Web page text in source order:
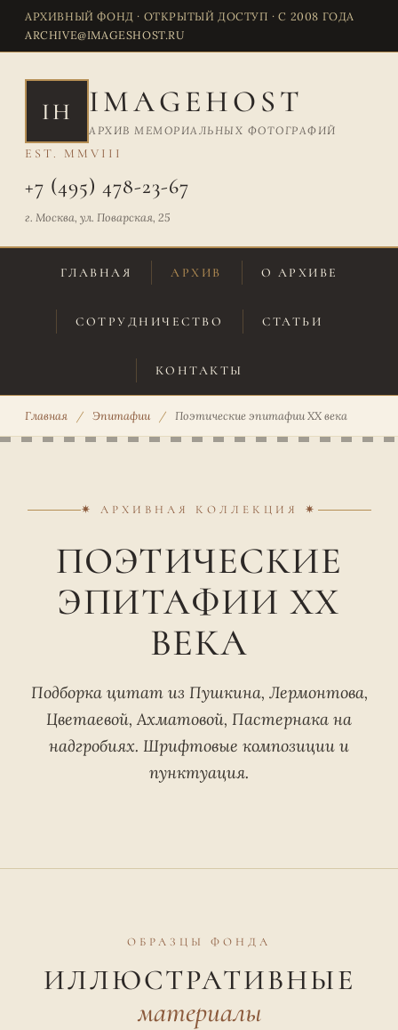
АРХИВНЫЙ ФОНД · ОТКРЫТЫЙ ДОСТУП · С 2008 ГОДА
ARCHIVE@IMAGESHOST.RU
IH IMAGEHOST
АРХИВ МЕМОРИАЛЬНЫХ ФОТОГРАФИЙ
EST. MMVIII
+7 (495) 478-23-67
г. Москва, ул. Поварская, 25
ГЛАВНАЯ АРХИВ О АРХИВЕ
СОТРУДНИЧЕСТВО СТАТЬИ
КОНТАКТЫ
Главная / Эпитафии / Поэтические эпитафии XX века
✷ АРХИВНАЯ КОЛЛЕКЦИЯ ✷
ПОЭТИЧЕСКИЕ
ЭПИТАФИИ XX
ВЕКА
Подборка цитат из Пушкина, Лермонтова,
Цветаевой, Ахматовой, Пастернака на
надгробиях. Шрифтовые композиции и
пунктуация.
ОБРАЗЦЫ ФОНДА
ИЛЛЮСТРАТИВНЫЕ
материалы